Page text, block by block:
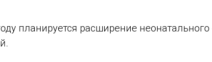
планируется расширение